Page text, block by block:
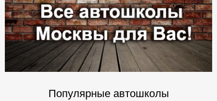
Популярные автошколы